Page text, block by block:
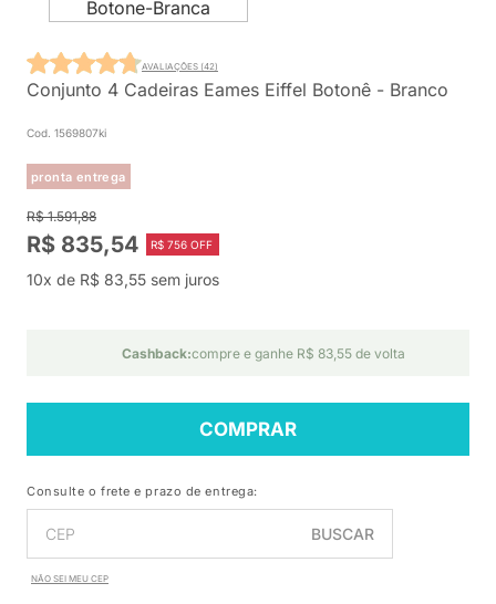
Conjunto 4 Cadeiras Eames Eiffel Botonê - Branco
Cod. 1569807ki
pronta entrega
AVALIAÇÕES (42)
R$ 1.591,88
R$ 835,54 R$ 756 OFF
10x de R$ 83,55 sem juros
Cashback:compre e ganhe R$ 83,55 de volta
COMPRAR
Consulte o frete e prazo de entrega:
BUSCAR
NÃO SEI MEU CEP